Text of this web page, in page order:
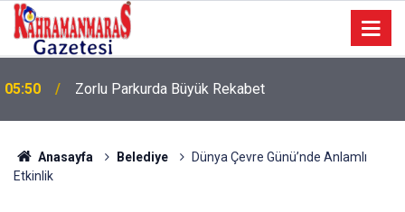
05:50 Zorlu Parkurda Büyük Rekabet
Anasayfa Belediye
Dünya Çevre Günü’nde Anlamlı
Etkinlik